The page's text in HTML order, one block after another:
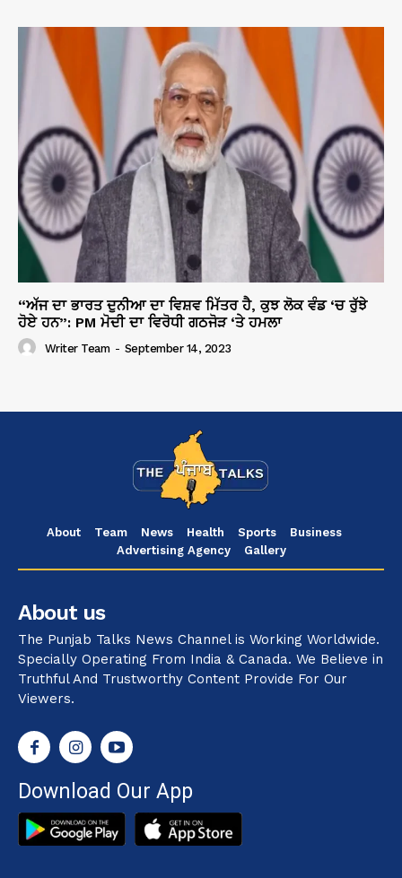
“ਅੱਜ ਦਾ ਭਾਰਤ ਦੁਨੀਆ ਦਾ ਵਿਸ਼ਵ ਮਿੱਤਰ ਹੈ, ਕੁਝ ਲੋਕ ਵੰਡ ‘ਚ ਰੁੱਝੇ
ਹੋਏ ਹਨ”: PM ਮੋਦੀ ਦਾ ਵਿਰੋਧੀ ਗਠਜੋੜ ‘ਤੇ ਹਮਲਾ
Writer Team - September 14, 2023
About Team News Health Sports
Business
Advertising Agency
Gallery
About us
The Punjab Talks News Channel is Working Worldwide.
Specially Operating From India & Canada. We Believe in
Truthful And Trustworthy Content Provide For Our
Viewers.
Download Our App